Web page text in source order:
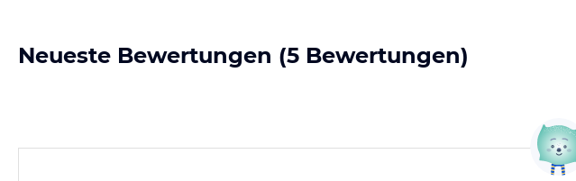
Neueste Bewertungen (5 Bewertungen)